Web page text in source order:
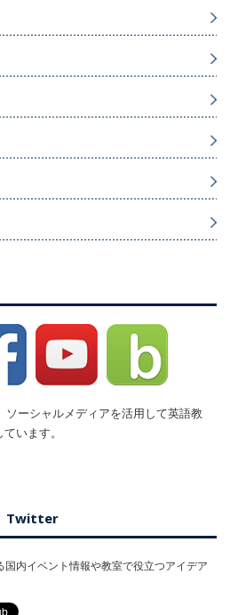
ソーシャルメディアを活用して英語教
います。
」Twitter
国内イベント情報や教室で役立つアイデア